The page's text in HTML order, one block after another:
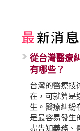
從台灣醫療
有哪些？
台灣的醫療技
在，可就算是
生。醫療糾紛
是最容易發生
盡告知義務、